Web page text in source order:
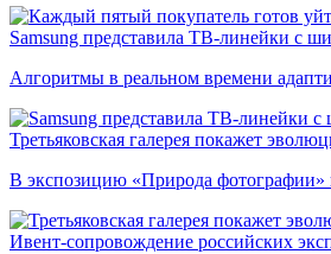
Samsung представила ТВ-линейки с
Алгоритмы в реальном времени
Третьяковская галерея покажет
В экспозицию «Природа фотографии»
Ивент-сопровождение российских